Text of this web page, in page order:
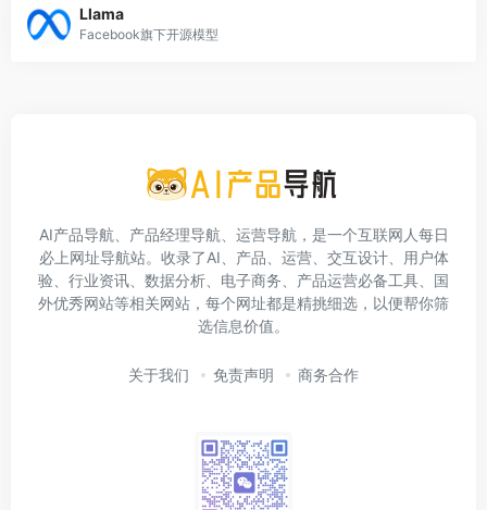
Llama
Facebook旗下开源模型
AI产品导航、产品经理导航、运营导航，是一个互联网人每日
必上网址导航站。收录了AI、产品、运营、交互设计、用户体
验、行业资讯、数据分析、电子商务、产品运营必备工具、国
外优秀网站等相关网站，每个网址都是精挑细选，以便帮你筛
选信息价值。
关于我们 免责声明 商务合作